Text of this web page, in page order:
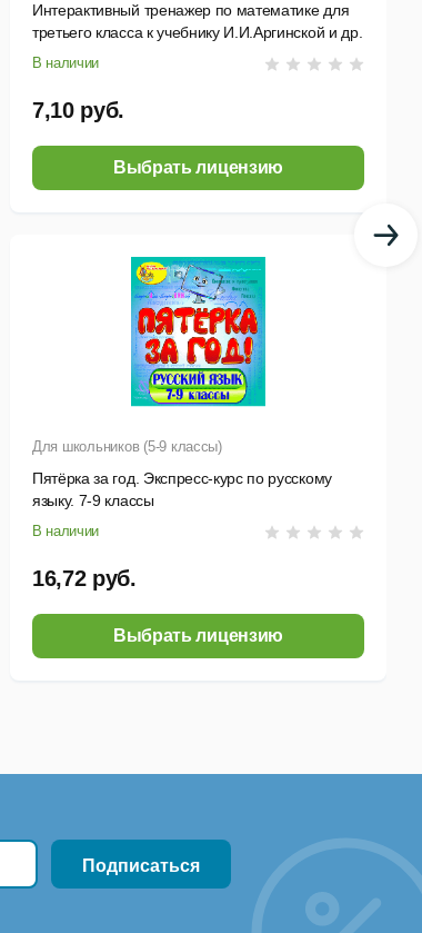
Интерактивный тренажер по математике для
третьего класса к учебнику И.И.Аргинской и др.
В наличии
7,10 руб.
Выбрать лицензию
Для школьников (5-9 классы)
Пятёрка за год. Экспресс-курс по русскому
языку. 7-9 классы
В наличии
16,72 руб.
Выбрать лицензию